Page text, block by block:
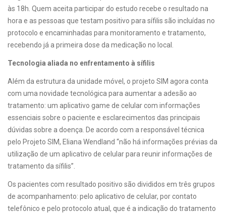
às 18h. Quem aceita participar do estudo recebe o resultado na
hora e as pessoas que testam positivo para sífilis são incluídas no
protocolo e encaminhadas para monitoramento e tratamento,
recebendo já a primeira dose da medicação no local.
Tecnologia aliada no enfrentamento à sífilis
Além da estrutura da unidade móvel, o projeto SIM agora conta
com uma novidade tecnológica para aumentar a adesão ao
tratamento: um aplicativo game de celular com informações
essenciais sobre o paciente e esclarecimentos das principais
dúvidas sobre a doença. De acordo com a responsável técnica
pelo Projeto SIM, Eliana Wendland “não há informações prévias da
utilização de um aplicativo de celular para reunir informações de
tratamento da sífilis”.
Os pacientes com resultado positivo são divididos em três grupos
de acompanhamento: pelo aplicativo de celular, por contato
telefônico e pelo protocolo atual, que é a indicação do tratamento